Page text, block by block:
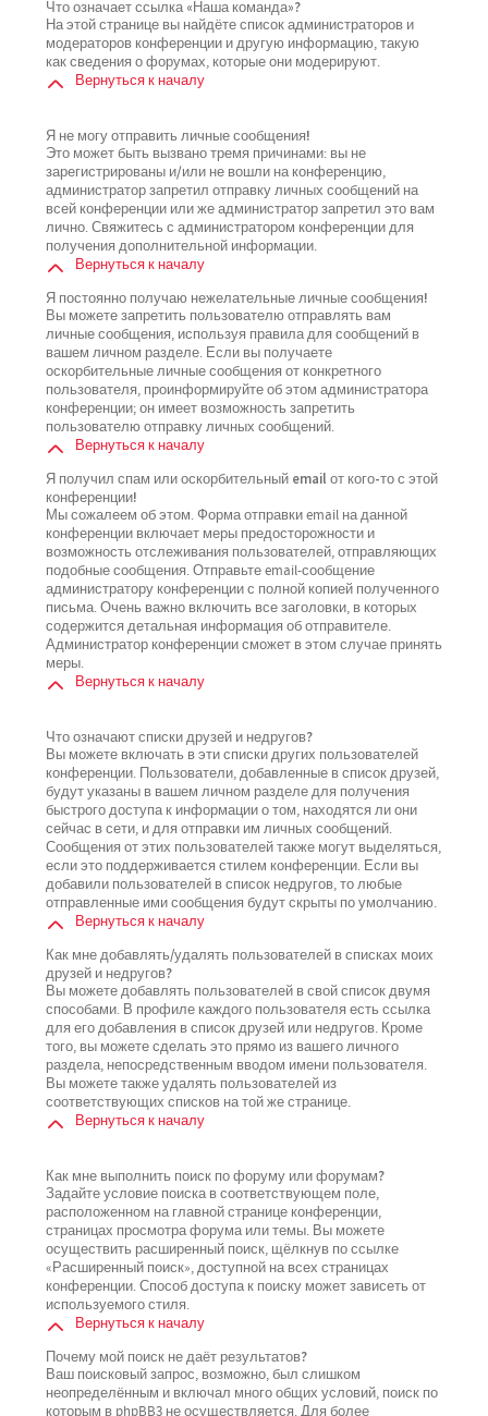
Что означает ссылка «Наша команда»?
На этой странице вы найдёте список администраторов и
модераторов конференции и другую информацию, такую
как сведения о форумах, которые они модерируют.
Вернуться к началу
Я не могу отправить личные сообщения!
Это может быть вызвано тремя причинами: вы не
зарегистрированы и/или не вошли на конференцию,
администратор запретил отправку личных сообщений на
всей конференции или же администратор запретил это вам
лично. Свяжитесь с администратором конференции для
получения дополнительной информации.
Вернуться к началу
Я постоянно получаю нежелательные личные сообщения!
Вы можете запретить пользователю отправлять вам
личные сообщения, используя правила для сообщений в
вашем личном разделе. Если вы получаете
оскорбительные личные сообщения от конкретного
пользователя, проинформируйте об этом администратора
конференции; он имеет возможность запретить
пользователю отправку личных сообщений.
Вернуться к началу
Я получил спам или оскорбительный email от кого-то с этой
конференции!
Мы сожалеем об этом. Форма отправки email на данной
конференции включает меры предосторожности и
возможность отслеживания пользователей, отправляющих
подобные сообщения. Отправьте email-сообщение
администратору конференции с полной копией полученного
письма. Очень важно включить все заголовки, в которых
содержится детальная информация об отправителе.
Администратор конференции сможет в этом случае принять
меры.
Вернуться к началу
Что означают списки друзей и недругов?
Вы можете включать в эти списки других пользователей
конференции. Пользователи, добавленные в список друзей,
будут указаны в вашем личном разделе для получения
быстрого доступа к информации о том, находятся ли они
сейчас в сети, и для отправки им личных сообщений.
Сообщения от этих пользователей также могут выделяться,
если это поддерживается стилем конференции. Если вы
добавили пользователей в список недругов, то любые
отправленные ими сообщения будут скрыты по умолчанию.
Вернуться к началу
Как мне добавлять/удалять пользователей в списках моих
друзей и недругов?
Вы можете добавлять пользователей в свой список двумя
способами. В профиле каждого пользователя есть ссылка
для его добавления в список друзей или недругов. Кроме
того, вы можете сделать это прямо из вашего личного
раздела, непосредственным вводом имени пользователя.
Вы можете также удалять пользователей из
соответствующих списков на той же странице.
Вернуться к началу
Как мне выполнить поиск по форуму или форумам?
Задайте условие поиска в соответствующем поле,
расположенном на главной странице конференции,
страницах просмотра форума или темы. Вы можете
осуществить расширенный поиск, щёлкнув по ссылке
«Расширенный поиск», доступной на всех страницах
конференции. Способ доступа к поиску может зависеть от
используемого стиля.
Вернуться к началу
Почему мой поиск не даёт результатов?
Ваш поисковый запрос, возможно, был слишком
неопределённым и включал много общих условий, поиск по
которым в phpBB3 не осуществляется. Для более